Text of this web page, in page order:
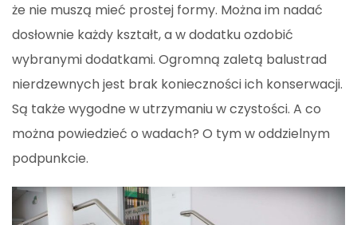
że nie muszą mieć prostej formy. Można im nadać
dosłownie każdy kształt, a w dodatku ozdobić
wybranymi dodatkami. Ogromną zaletą balustrad
nierdzewnych jest brak konieczności ich konserwacji.
Są także wygodne w utrzymaniu w czystości. A co
można powiedzieć o wadach? O tym w oddzielnym
podpunkcie.